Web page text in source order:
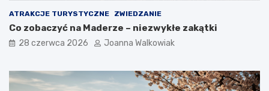
ATRAKCJE TURYSTYCZNE ZWIEDZANIE
Co zobaczyć na Maderze – niezwykłe zakątki
28 czerwca 2026 Joanna Walkowiak